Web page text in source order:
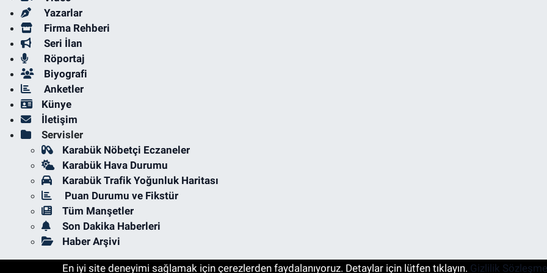
Yazarlar
Firma Rehberi
Seri İlan
Röportaj
Biyografi
Anketler
Künye
İletişim
Servisler
Karabük Nöbetçi Eczaneler
Karabük Hava Durumu
Karabük Trafik Yoğunluk Haritası
Puan Durumu ve Fikstür
Tüm Manşetler
Son Dakika Haberleri
Haber Arşivi
En iyi site deneyimi sağlamak için çerezlerden faydalanıyoruz. Detaylar için lütfen tıklayın. Gizlilik